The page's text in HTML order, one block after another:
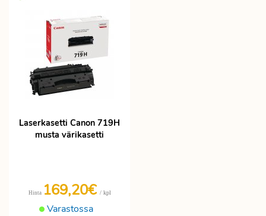
Laserkasetti Canon 719H
musta värikasetti
Varastossa
Hinta 169,20€ / kpl